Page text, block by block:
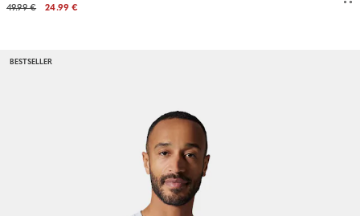
49.99 €
24.99 €
BESTSELLER